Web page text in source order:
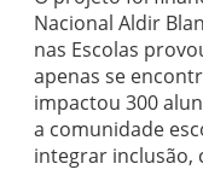
Nacional Aldir
nas Escolas
apenas se
impactou 300
a comunidade
integrar inclusão,